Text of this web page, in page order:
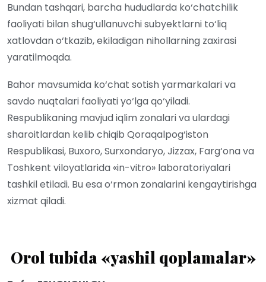
Bundan tashqari, barcha hududlarda ko‘chatchilik
faoliyati bilan shug‘ullanuvchi subyektlarni to‘liq
xatlovdan o‘tkazib, ekiladigan nihollarning zaxirasi
yaratilmoqda.
Bahor mavsumida ko‘chat sotish yarmarkalari va
savdo nuqtalari faoliyati yo‘lga qo‘yiladi.
Respublikaning mavjud iqlim zonalari va ulardagi
sharoitlardan kelib chiqib Qoraqalpog‘iston
Respublikasi, Buxoro, Surxondaryo, Jizzax, Farg‘ona va
Toshkent viloyatlarida «in-vitro» laboratoriyalari
tashkil etiladi. Bu esa o‘rmon zonalarini kengaytirishga
xizmat qiladi.
Orol tubida «yashil qoplamalar»